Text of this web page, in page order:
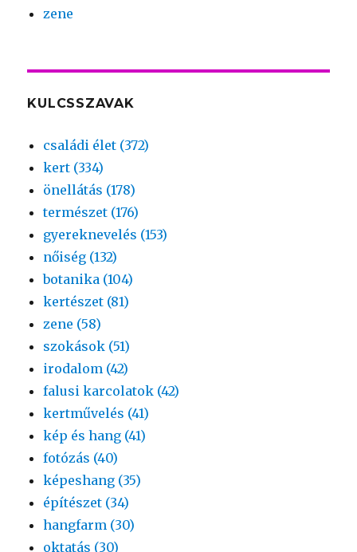
zene
KULCSSZAVAK
családi élet (372)
kert (334)
önellátás (178)
természet (176)
gyereknevelés (153)
nőiség (132)
botanika (104)
kertészet (81)
zene (58)
szokások (51)
irodalom (42)
falusi karcolatok (42)
kertművelés (41)
kép és hang (41)
fotózás (40)
képeshang (35)
építészet (34)
hangfarm (30)
oktatás (30)